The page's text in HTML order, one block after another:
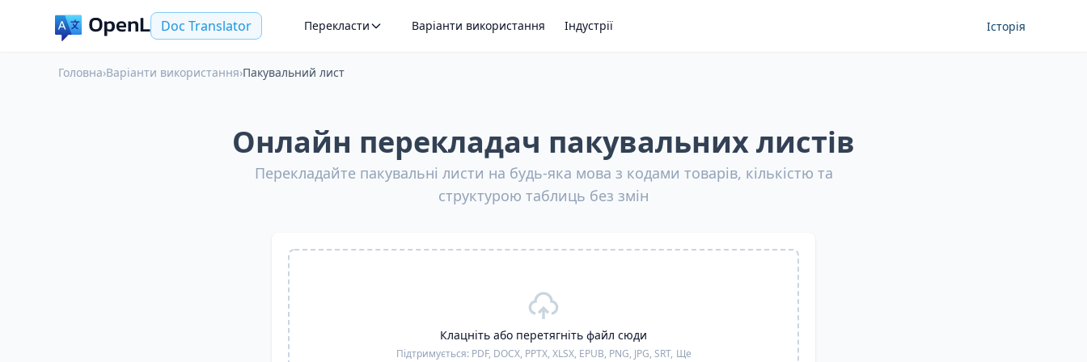
Doc Translator Перекласти Варіанти використання Індустрії Історія
Головна›Варіанти використання›Пакувальний лист
Онлайн перекладач пакувальних листів
Перекладайте пакувальні листи на будь-яка мова з кодами товарів, кількістю та
структурою таблиць без змін
Клацніть або перетягніть файл сюди
Підтримується: PDF, DOCX, PPTX, XLSX, EPUB, PNG, JPG, SRT, Ще